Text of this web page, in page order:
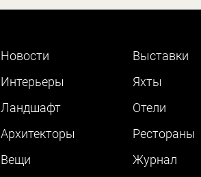
Новости
Интерьеры
Ландшафт
Архитекторы
Вещи
Выставки
Яхты
Отели
Рестораны
Журнал